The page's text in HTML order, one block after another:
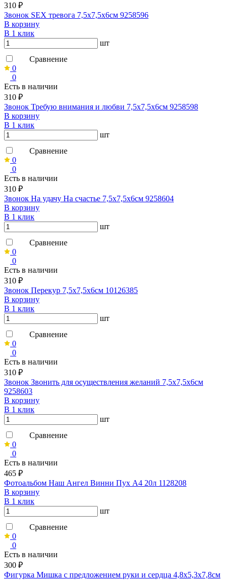
310 ₽
Звонок SEX тревога 7,5х7,5х6см 9258596
В корзину
В 1 клик
шт
Сравнение
0
0
Есть в наличии
310 ₽
Звонок Требую внимания и любви 7,5х7,5х6см 9258598
В корзину
В 1 клик
шт
Сравнение
0
0
Есть в наличии
310 ₽
Звонок На удачу На счастье 7,5х7,5х6см 9258604
В корзину
В 1 клик
шт
Сравнение
0
0
Есть в наличии
310 ₽
Звонок Перекур 7,5х7,5х6см 10126385
В корзину
В 1 клик
шт
Сравнение
0
0
Есть в наличии
310 ₽
Звонок Звонить для осуществления желаний 7,5х7,5х6см
9258603
В корзину
В 1 клик
шт
Сравнение
0
0
Есть в наличии
465 ₽
Фотоальбом Наш Ангел Винни Пух А4 20л 1128208
В корзину
В 1 клик
шт
Сравнение
0
0
Есть в наличии
300 ₽
Фигурка Мишка с предложением руки и сердца 4,8х5,3х7,8см